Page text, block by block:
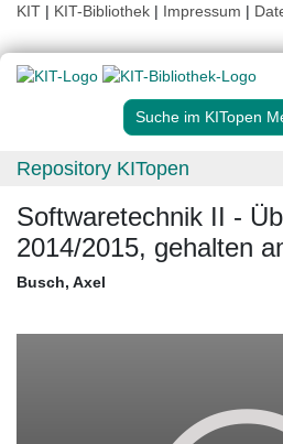
KIT | KIT-Bibliothek | Impressum |
Suche im KITopen
Repository KITopen
Softwaretechnik II -
2014/2015, gehalten
Busch, Axel